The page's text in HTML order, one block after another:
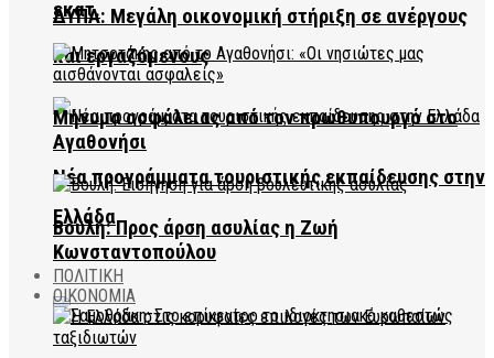
ΔΥΠΑ: Μεγάλη οικονομική στήριξη σε ανέργους
και εργαζόμενους
Νέα προγράμματα τουριστικής εκπαίδευσης στην
Ελλάδα
ΠΟΛΙΤΙΚΗ
εκατ.
Μήνυμα ασφάλειας από τον πρωθυπουργό στο
Αγαθονήσι
Βουλή: Προς άρση ασυλίας η Ζωή
Κωνσταντοπούλου
ΟΙΚΟΝΟΜΙΑ